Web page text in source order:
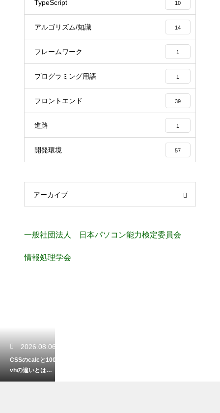
TypeScript 10
アルゴリズム/知識 14
フレームワーク 1
プログラミング用語 1
フロントエンド 39
進路 1
開発環境 57
アーカイブ
一般社団法人 日本パソコン能力検定委員会
情報処理学会
2026.08.06
CSSのcalcと100
vhの違いとは？
画面の高さ指定